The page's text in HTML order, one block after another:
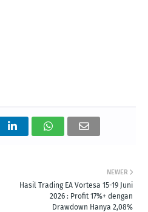
NEWER
Hasil Trading EA Vortesa 15-19 Juni
2026 : Profit 17%+ dengan
Drawdown Hanya 2,08%